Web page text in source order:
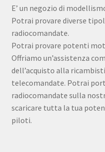
E’ un negozio di
Potrai provare diverse
radiocomandate.
Potrai provare potenti
Offriamo un’assistenza
dell’acquisto alla
telecomandate. Potrai
radiocomandate sulla
scaricare tutta la tua
piloti.